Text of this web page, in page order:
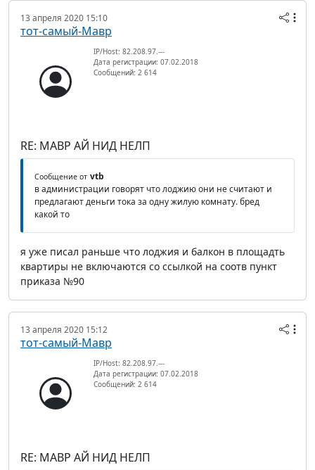
13 апреля 2020 15:10
тот-самый-Мавр
IP/Host: 82.208.97.---
Дата регистрации: 07.02.2018
Сообщений: 2 614
RE: МАВР АЙ НИД НЕЛП
Сообщение от vtb
в администрации говорят что лоджию они не считают и
предлагают деньги тока за одну жилую комнату. бред
какой то
я уже писал раньше что лоджия и балкон в площадть
квартиры не включаются со ссылкой на соотв пункт
приказа №90
13 апреля 2020 15:12
тот-самый-Мавр
IP/Host: 82.208.97.---
Дата регистрации: 07.02.2018
Сообщений: 2 614
RE: МАВР АЙ НИД НЕЛП